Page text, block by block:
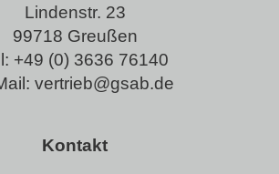
Lindenstr. 23
99718 Greußen
+49 (0) 3636 76140
vertrieb@gsab.de
Kontakt